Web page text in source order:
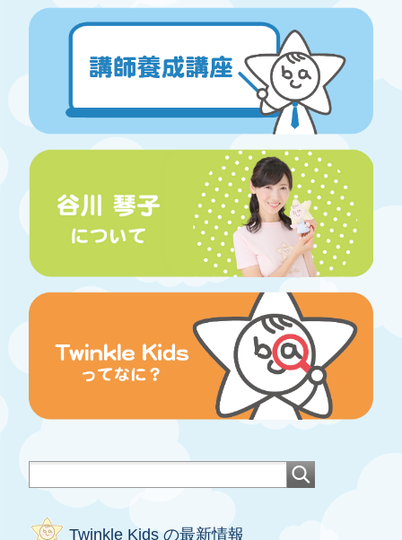
Twinkle Kids の最新情報